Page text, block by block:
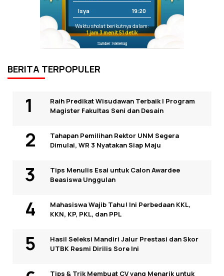
Isya 19:20
Waktu sholat berikutnya dalam:
1 jam 3 menit 51 detik
Sumber: Kemenag
BERITA TERPOPULER
Raih Predikat Wisudawan Terbaik I Program
Magister Fakultas Seni dan Desain
Tahapan Pemilihan Rektor UNM Segera
Dimulai, WR 3 Nyatakan Siap Maju
Tips Menulis Esai untuk Calon Awardee
Beasiswa Unggulan
Mahasiswa Wajib Tahu! Ini Perbedaan KKL,
KKN, KP, PKL, dan PPL
Hasil Seleksi Mandiri Jalur Prestasi dan Skor
UTBK Resmi Dirilis Sore Ini
Tips & Trik Membuat CV yang Menarik untuk